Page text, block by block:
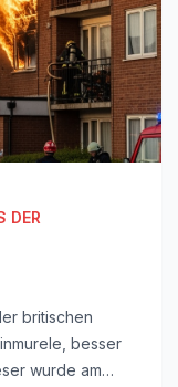
DER
britischen
besser
wurde am…